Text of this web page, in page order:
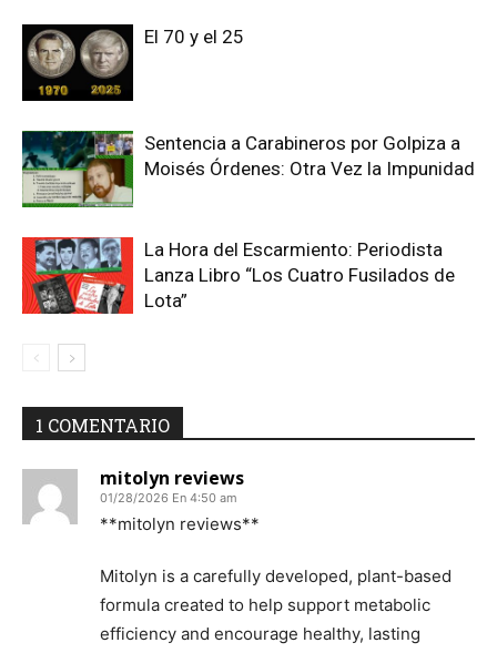
El 70 y el 25
Sentencia a Carabineros por Golpiza a
Moisés Órdenes: Otra Vez la Impunidad
La Hora del Escarmiento: Periodista
Lanza Libro “Los Cuatro Fusilados de
Lota”
1 COMENTARIO
mitolyn reviews
01/28/2026 En 4:50 am
**mitolyn reviews**
Mitolyn is a carefully developed, plant-based
formula created to help support metabolic
efficiency and encourage healthy, lasting